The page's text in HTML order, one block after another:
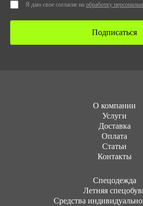
Я даю свое согласие на обработку
Подписаться
О компании
Услуги
Доставка
Оплата
Статьи
Контакты
Cпецодежда
Летняя
Средства